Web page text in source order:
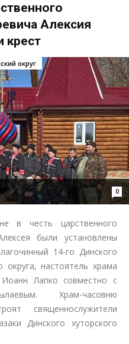
Алексия
крест
0
округ
в честь царственного
были установлены
14-го Динского
округа, настоятель храма
Лапко совместно с
Храм-часовню
священнослужители
Динского хуторского